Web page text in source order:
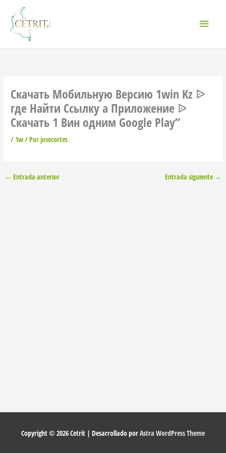
contenido
Скачать Мобильную Версию 1win Kz ᐉ
где Найти Ссылку а Приложение ᐉ
Скачать 1 Вин одним Google Play”
/1w/ Porjosecortes
← Entrada anterior Entrada siguiente →
Copyright © 2026Cetrit | Desarrollado porAstra WordPress Theme